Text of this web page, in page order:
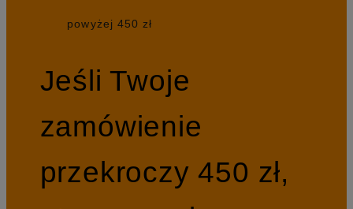
powyżej 450 zł
Jeśli Twoje
zamówienie
przekroczy 450 zł,